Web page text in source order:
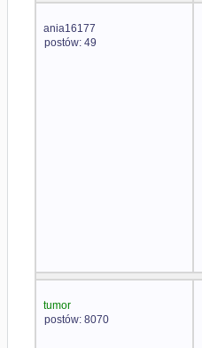
ania16177
postów: 49
tumor
postów: 8070